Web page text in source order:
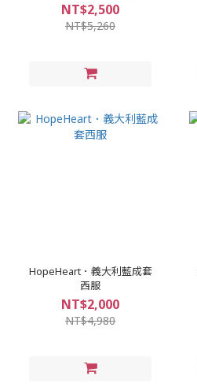
NT$2,500
NT$5,260
HopeHeart．義大利藍成套
西服
NT$2,000
NT$4,980